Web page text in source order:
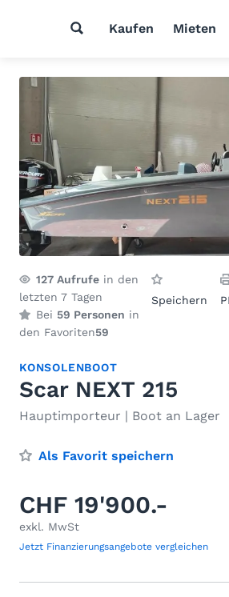
Kaufen Mieten
127 Aufrufe in den
letzten 7 Tagen
Bei 59 Personen in
den Favoriten59
Speichern
KONSOLENBOOT
Scar NEXT 215
Hauptimporteur | Boot an Lager
Als Favorit speichern
CHF 19'900.-
exkl. MwSt
Jetzt Finanzierungsangebote vergleichen